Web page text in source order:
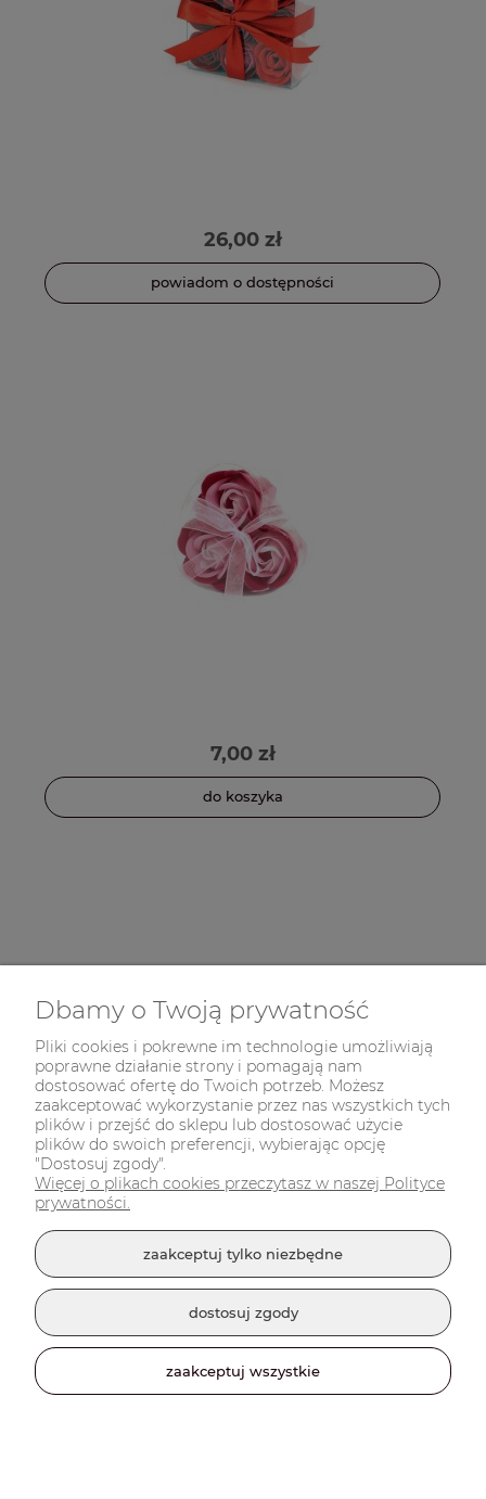
26,00 zł
powiadom o dostępności
7,00 zł
do koszyka
9,00 zł
powiadom o dostępności
Dbamy o Twoją prywatność
Pliki cookies i pokrewne im technologie umożliwiają
poprawne działanie strony i pomagają nam
dostosować ofertę do Twoich potrzeb. Możesz
zaakceptować wykorzystanie przez nas wszystkich tych
plików i przejść do sklepu lub dostosować użycie
plików do swoich preferencji, wybierając opcję
"Dostosuj zgody".
Więcej o plikach cookies przeczytasz w naszej Polityce
prywatności.
zaakceptuj tylko niezbędne
dostosuj zgody
zaakceptuj wszystkie